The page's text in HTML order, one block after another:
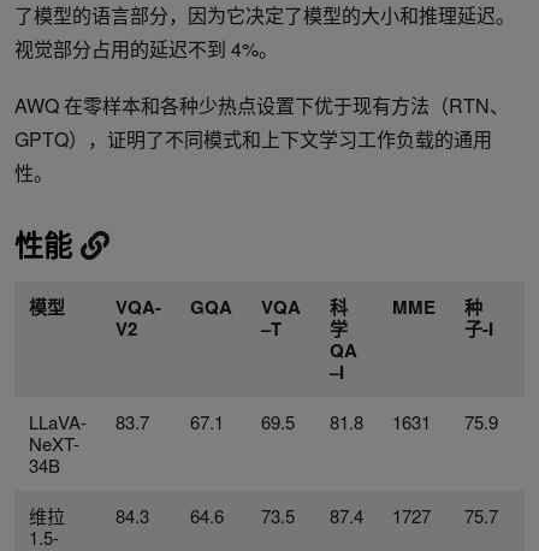
了模型的语言部分，因为它决定了模型的大小和推理延迟。
视觉部分占用的延迟不到 4%。
AWQ 在零样本和各种少热点设置下优于现有方法（RTN、
GPTQ），证明了不同模式和上下文学习工作负载的通用
性。
性能
模型
VQA-
V2
GQA
VQA
–T
科
学
QA
–I
MME
种
子-I
LLaVA-
NeXT-
34B
83.7 67.1 69.5 81.8 1631 75.9
维拉
1.5-
84.3 64.6 73.5 87.4 1727 75.7